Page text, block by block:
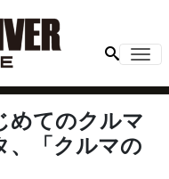
めてのクルマ
、「クルマの